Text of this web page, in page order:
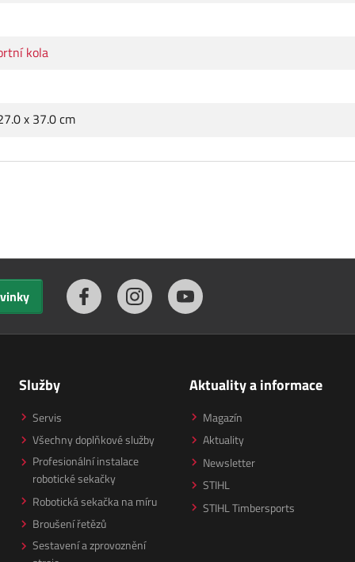
kola
x 37.0 cm
Služby
Servis
Všechny doplňkové služby
Profesionální instalace
robotické sekačky
Robotická sekačka na míru
Broušení řetězů
Sestavení a zprovoznění
Aktuality a informace
Magazín
Aktuality
Newsletter
STIHL
STIHL Timbersports